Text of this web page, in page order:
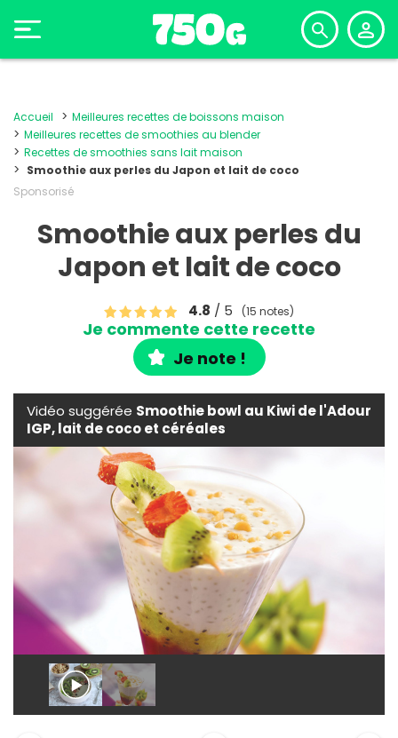
Accueil
Meilleures recettes de boissons maison
Meilleures recettes de smoothies au blender
Recettes de smoothies sans lait maison
Smoothie aux perles du Japon et lait de coco
Sponsorisé
Smoothie aux perles du
Japon et lait de coco
4.8 / 5 (15 notes)
Je commente cette recette
Je note !
Vidéo suggérée Smoothie bowl au Kiwi de l'Adour
IGP, lait de coco et céréales